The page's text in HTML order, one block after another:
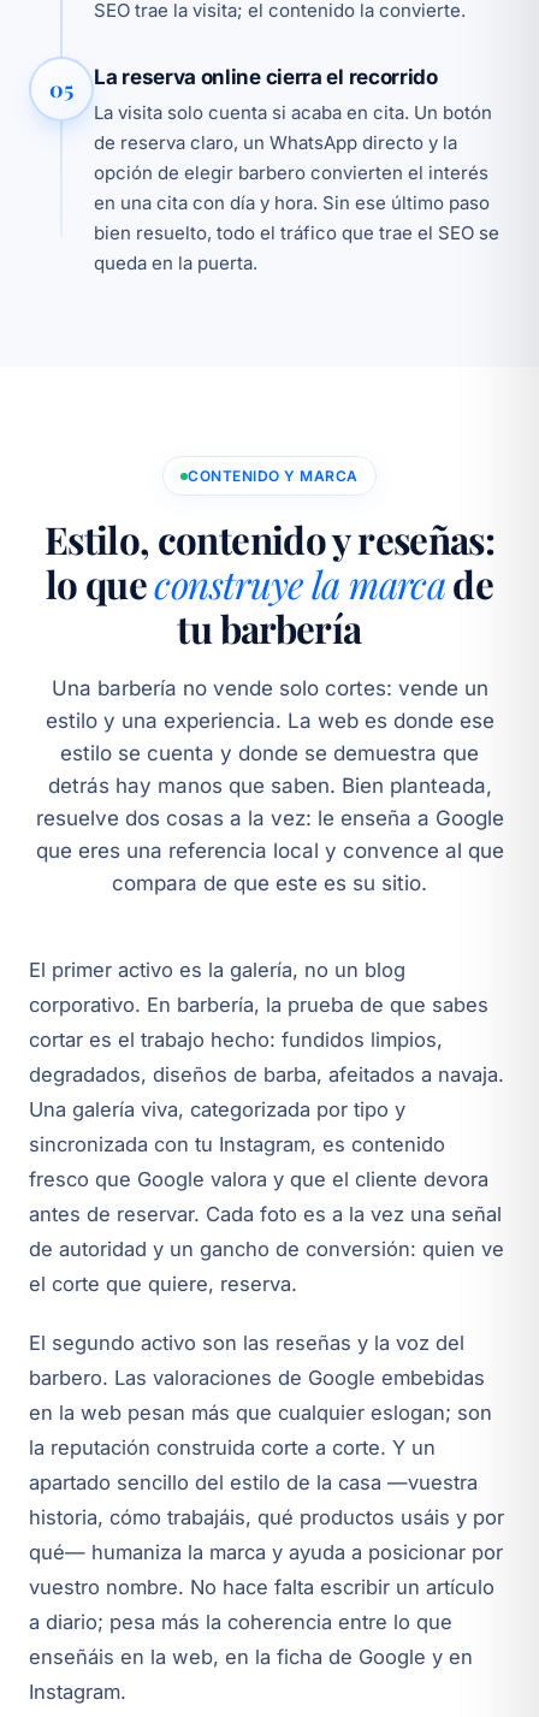
SEO trae la visita; el contenido la convierte.
05 La reserva online cierra el recorrido
La visita solo cuenta si acaba en cita. Un botón
de reserva claro, un WhatsApp directo y la
opción de elegir barbero convierten el interés
en una cita con día y hora. Sin ese último paso
bien resuelto, todo el tráfico que trae el SEO se
queda en la puerta.
CONTENIDO Y MARCA
Estilo, contenido y reseñas:
lo queconstruye la marcade
tu barbería
Una barbería no vende solo cortes: vende un
estilo y una experiencia. La web es donde ese
estilo se cuenta y donde se demuestra que
detrás hay manos que saben. Bien planteada,
resuelve dos cosas a la vez: le enseña a Google
que eres una referencia local y convence al que
compara de que este es su sitio.
El primer activo es la galería, no un blog
corporativo. En barbería, la prueba de que sabes
cortar es el trabajo hecho: fundidos limpios,
degradados, diseños de barba, afeitados a navaja.
Una galería viva, categorizada por tipo y
sincronizada con tu Instagram, es contenido
fresco que Google valora y que el cliente devora
antes de reservar. Cada foto es a la vez una señal
de autoridad y un gancho de conversión: quien ve
el corte que quiere, reserva.
El segundo activo son las reseñas y la voz del
barbero. Las valoraciones de Google embebidas
en la web pesan más que cualquier eslogan; son
la reputación construida corte a corte. Y un
apartado sencillo del estilo de la casa —vuestra
historia, cómo trabajáis, qué productos usáis y por
qué— humaniza la marca y ayuda a posicionar por
vuestro nombre. No hace falta escribir un artículo
a diario; pesa más la coherencia entre lo que
enseñáis en la web, en la ficha de Google y en
Instagram.